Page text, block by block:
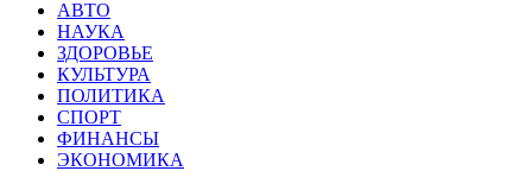
АВТО
НАУКА
ЗДОРОВЬЕ
КУЛЬТУРА
ПОЛИТИКА
СПОРТ
ФИНАНСЫ
ЭКОНОМИКА